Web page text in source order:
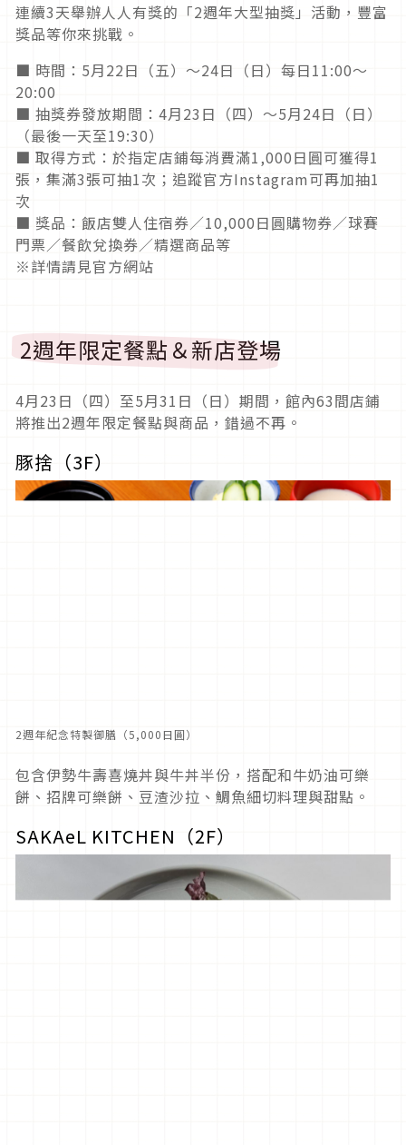
連續3天舉辦人人有獎的「2週年大型抽獎」活動，豐富
獎品等你來挑戰。
■ 時間：5月22日（五）～24日（日）每日11:00～
20:00
■ 抽獎券發放期間：4月23日（四）～5月24日（日）
（最後一天至19:30）
■ 取得方式：於指定店鋪每消費滿1,000日圓可獲得1
張，集滿3張可抽1次；追蹤官方Instagram可再加抽1
次
■ 獎品：飯店雙人住宿券／10,000日圓購物券／球賽
門票／餐飲兌換券／精選商品等
※詳情請見官方網站
2週年限定餐點＆新店登場
4月23日（四）至5月31日（日）期間，館內63間店鋪
將推出2週年限定餐點與商品，錯過不再。
豚捨（3F）
2週年紀念特製御膳（5,000日圓）
包含伊勢牛壽喜燒丼與牛丼半份，搭配和牛奶油可樂
餅、招牌可樂餅、豆渣沙拉、鯛魚細切料理與甜點。
SAKAeL KITCHEN（2F）